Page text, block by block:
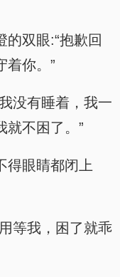
的双眼:“抱歉回
着你。”
没有睡着，我一
就不困了。”
得眼睛都闭上
等我，困了就乖